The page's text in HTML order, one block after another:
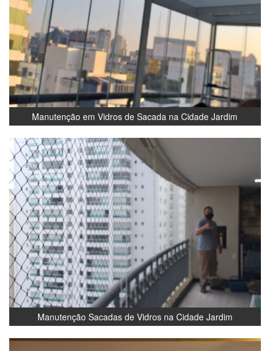
Manutenção em Vidros de Sacada na Cidade Jardim
Manutenção Sacadas de Vidros na Cidade Jardim